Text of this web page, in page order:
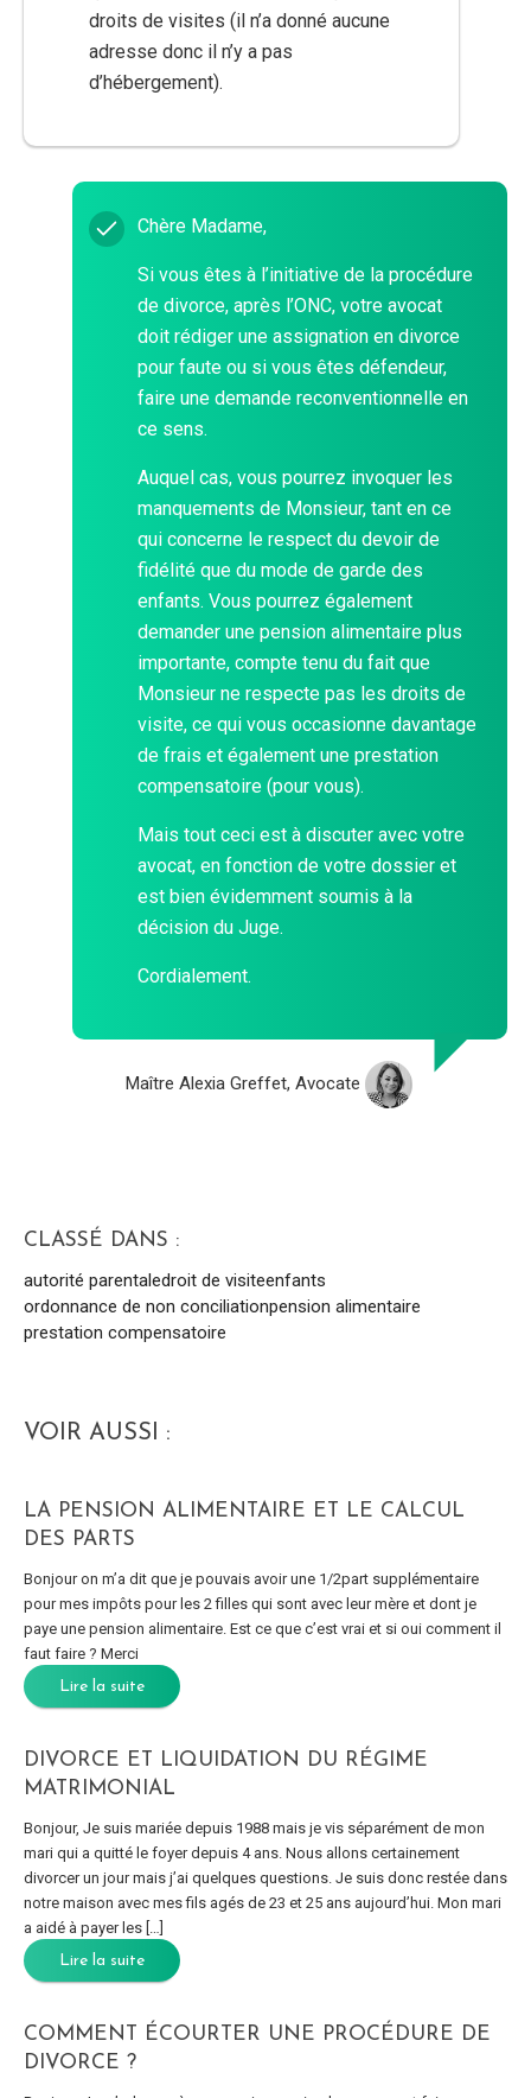
droits de visites (il n’a donné aucune
adresse donc il n’y a pas
d’hébergement).
Chère Madame,
Si vous êtes à l’initiative de la procédure
de divorce, après l’ONC, votre avocat
doit rédiger une assignation en divorce
pour faute ou si vous êtes défendeur,
faire une demande reconventionnelle en
ce sens.
Auquel cas, vous pourrez invoquer les
manquements de Monsieur, tant en ce
qui concerne le respect du devoir de
fidélité que du mode de garde des
enfants. Vous pourrez également
demander une pension alimentaire plus
importante, compte tenu du fait que
Monsieur ne respecte pas les droits de
visite, ce qui vous occasionne davantage
de frais et également une prestation
compensatoire (pour vous).
Mais tout ceci est à discuter avec votre
avocat, en fonction de votre dossier et
est bien évidemment soumis à la
décision du Juge.
Cordialement.
Maître Alexia Greffet, Avocate
CLASSÉ DANS :
autorité parentaledroit de visiteenfants
ordonnance de non conciliationpension alimentaire
prestation compensatoire
VOIR AUSSI :
LA PENSION ALIMENTAIRE ET LE CALCUL
DES PARTS
Bonjour on m’a dit que je pouvais avoir une 1/2part supplémentaire
pour mes impôts pour les 2 filles qui sont avec leur mère et dont je
paye une pension alimentaire. Est ce que c’est vrai et si oui comment il
faut faire ? Merci
Lire la suite
DIVORCE ET LIQUIDATION DU RÉGIME
MATRIMONIAL
Bonjour, Je suis mariée depuis 1988 mais je vis séparément de mon
mari qui a quitté le foyer depuis 4 ans. Nous allons certainement
divorcer un jour mais j’ai quelques questions. Je suis donc restée dans
notre maison avec mes fils agés de 23 et 25 ans aujourd’hui. Mon mari
a aidé à payer les […]
Lire la suite
COMMENT ÉCOURTER UNE PROCÉDURE DE
DIVORCE ?